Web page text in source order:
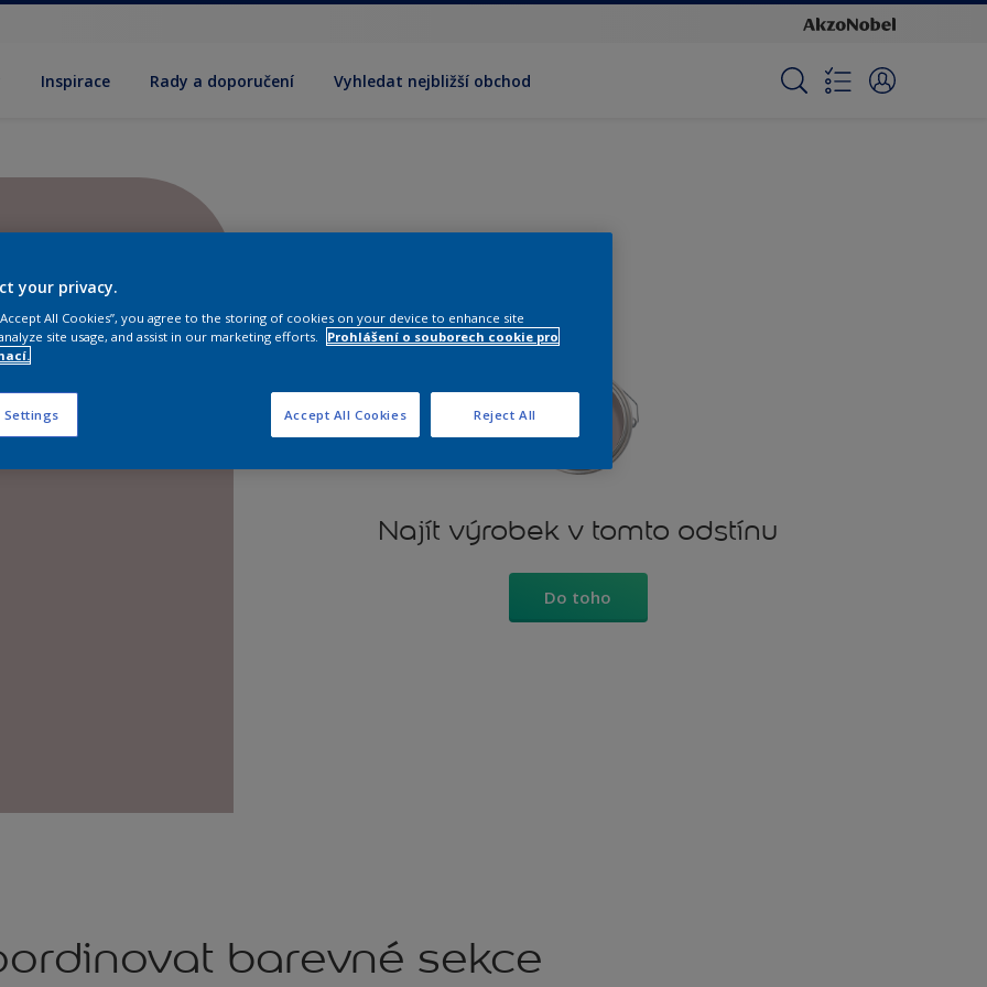
Inspirace Rady a doporučení Vyhledat nejbližší obchod
Najít výrobek v tomto odstínu
Do toho
barevné sekce
your privacy.
All Cookies”, you agree to the storing of cookies on your device to enhance site
site usage, and assist in our marketing efforts.
Prohlášení o souborech cookie pro
Settings Reject All
Accept All Cookies